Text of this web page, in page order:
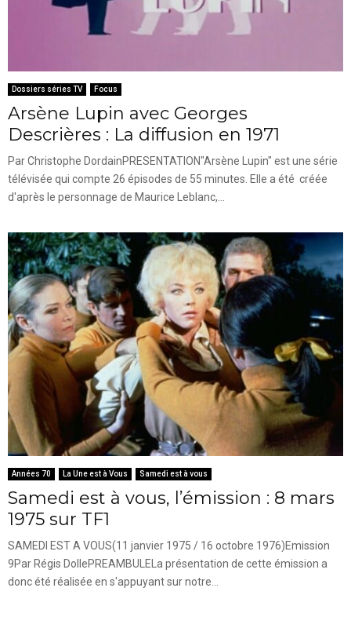
Dossiers séries TV Focus
Arsène Lupin avec Georges
Descrières : La diffusion en 1971
Par Christophe DordainPRESENTATION"Arsène Lupin" est une série
télévisée qui compte 26 épisodes de 55 minutes. Elle a été créée
d'après le personnage de Maurice Leblanc,...
Années 70 La Une est à Vous Samedi est à vous
Samedi est à vous, l’émission : 8 mars
1975 sur TF1
SAMEDI EST A VOUS(11 janvier 1975 / 16 octobre 1976)Emission
9Par Régis DollePREAMBULELa présentation de cette émission a
donc été réalisée en s'appuyant sur notre...